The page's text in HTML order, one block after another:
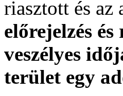
riasztott és az
előrejelzés
veszélyes
terület egy